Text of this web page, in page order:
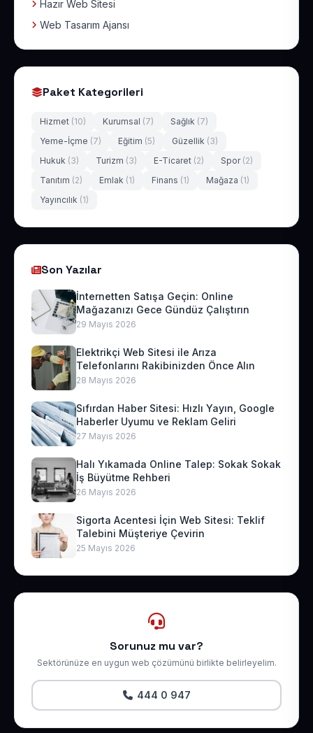
Hazır Web Sitesi
Web Tasarım Ajansı
Paket Kategorileri
Hizmet (10) Kurumsal (7) Sağlık (7)
Yeme-İçme (7) Eğitim (5) Güzellik (3)
Hukuk (3) Turizm (3) E-Ticaret (2) Spor (2)
Tanıtım (2) Emlak (1) Finans (1) Mağaza (1)
Yayıncılık (1)
Son Yazılar
İnternetten Satışa Geçin: Online
Mağazanızı Gece Gündüz Çalıştırın
29 Mayıs 2026
Elektrikçi Web Sitesi ile Arıza
Telefonlarını Rakibinizden Önce Alın
28 Mayıs 2026
Sıfırdan Haber Sitesi: Hızlı Yayın, Google
Haberler Uyumu ve Reklam Geliri
27 Mayıs 2026
Halı Yıkamada Online Talep: Sokak Sokak
İş Büyütme Rehberi
26 Mayıs 2026
Sigorta Acentesi İçin Web Sitesi: Teklif
Talebini Müşteriye Çevirin
25 Mayıs 2026
Sorunuz mu var?
Sektörünüze en uygun web çözümünü birlikte belirleyelim.
444 0 947